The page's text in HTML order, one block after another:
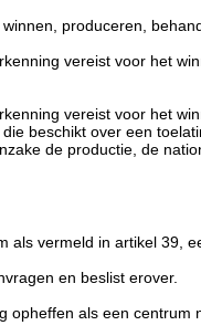
produceren,
vereist voor het
vereist voor het
beschikt over een
de productie, de
als vermeld in artikel 39,
en beslist erover.
opheffen als een